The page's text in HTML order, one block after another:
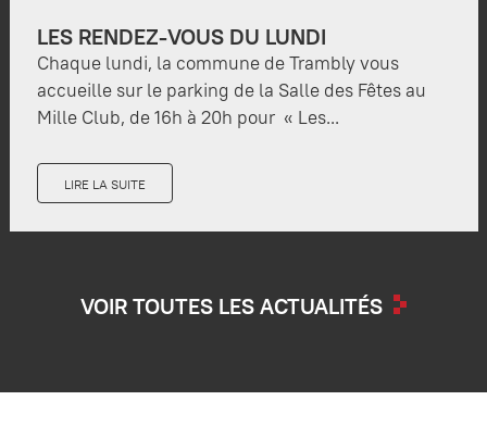
LES RENDEZ-VOUS DU LUNDI
Chaque lundi, la commune de Trambly vous
accueille sur le parking de la Salle des Fêtes au
Mille Club, de 16h à 20h pour « Les...
LIRE LA SUITE
VOIR TOUTES LES ACTUALITÉS